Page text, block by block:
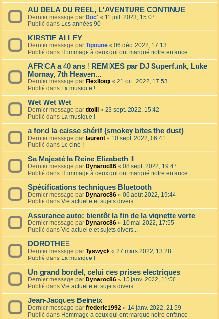
AU DELA DU REEL, L'AVENTURE CONTINUE
Dernier message par Doc' « 11 juil. 2023, 15:07
Publié dans Les années 90
KIRSTIE ALLEY
Dernier message par Tipoune « 06 déc. 2022, 17:13
Publié dans Hommage à ceux qui ont marqué notre enfance
AFRICA a 40 ans ! REMIXES par DJ Superfunk, Luke
Mornay, 7th Heaven...
Dernier message par Flexiloop « 21 oct. 2022, 17:53
Publié dans La musique !
Wet Wet Wet
Dernier message par titoili « 23 sept. 2022, 15:42
Publié dans La musique !
a fond la caisse shérif (smokey bites the dust)
Dernier message par laurent « 10 sept. 2022, 06:41
Publié dans Le ciné !
Sa Majesté la Reine Elizabeth II
Dernier message par Dynaroo86 « 08 sept. 2022, 19:47
Publié dans Hommage à ceux qui ont marqué notre enfance
Spécifications techniques Bluetooth
Dernier message par Dynaroo86 « 06 août 2022, 19:44
Publié dans Vie actuelle et sujets divers...
Assurance auto: bientôt la fin de la vignette verte
Dernier message par Dynaroo86 « 10 mai 2022, 17:55
Publié dans Vie actuelle et sujets divers...
DOROTHEE
Dernier message par Tyswyck « 27 mars 2022, 13:28
Publié dans La musique !
Un grand bordel, celui des prises electriques
Dernier message par Dynaroo86 « 15 janv. 2022, 11:50
Publié dans Vie actuelle et sujets divers...
Jean-Jacques Beineix
Dernier message par frederic1992 « 14 janv. 2022, 21:59
Publié dans Hommage à ceux qui ont marqué notre enfance